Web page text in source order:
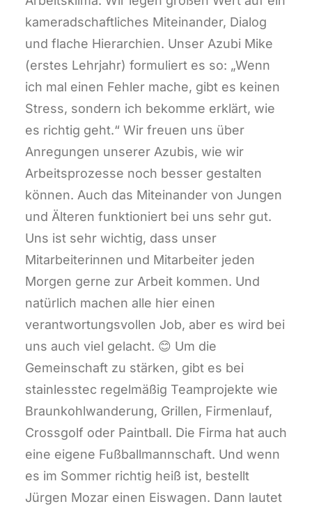
kameradschaftliches Miteinander, Dialog
und flache Hierarchien. Unser Azubi Mike
(erstes Lehrjahr) formuliert es so: „Wenn
ich mal einen Fehler mache, gibt es keinen
Stress, sondern ich bekomme erklärt, wie
es richtig geht.“ Wir freuen uns über
Anregungen unserer Azubis, wie wir
Arbeitsprozesse noch besser gestalten
können. Auch das Miteinander von Jungen
und Älteren funktioniert bei uns sehr gut.
Uns ist sehr wichtig, dass unser
Mitarbeiterinnen und Mitarbeiter jeden
Morgen gerne zur Arbeit kommen. Und
natürlich machen alle hier einen
verantwortungsvollen Job, aber es wird bei
uns auch viel gelacht. 😊 Um die
Gemeinschaft zu stärken, gibt es bei
stainlesstec regelmäßig Teamprojekte wie
Braunkohlwanderung, Grillen, Firmenlauf,
Crossgolf oder Paintball. Die Firma hat auch
eine eigene Fußballmannschaft. Und wenn
es im Sommer richtig heiß ist, bestellt
Jürgen Mozar einen Eiswagen. Dann lautet